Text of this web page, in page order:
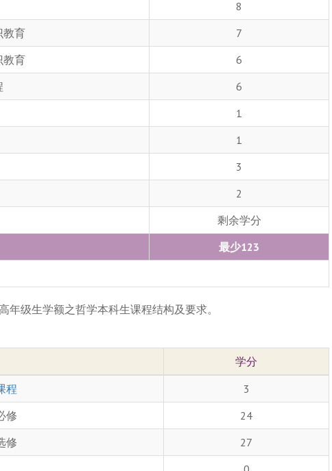
8
教育
7
教育
6
6
1
1
3
2
剩余学分
最少123
年级生学额之哲学本科生课程结构及要求。
学分
程
3
修
24
修
27